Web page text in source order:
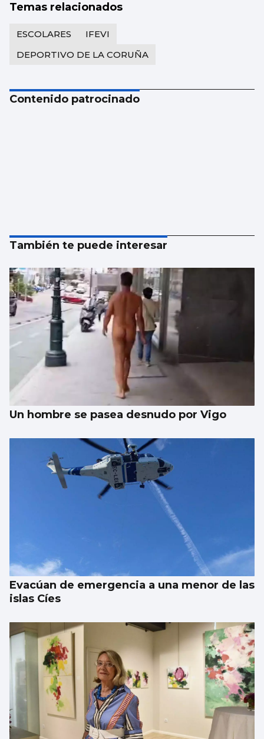
Temas relacionados
ESCOLARES
IFEVI
DEPORTIVO DE LA CORUÑA
Contenido patrocinado
También te puede interesar
Un hombre se pasea desnudo por Vigo
Evacúan de emergencia a una menor de las
islas Cíes